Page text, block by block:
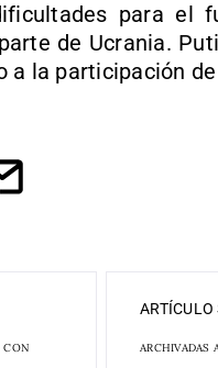
para el
de Ucrania.
a la participación
CON
ARTÍCULO
ARCHIVADAS